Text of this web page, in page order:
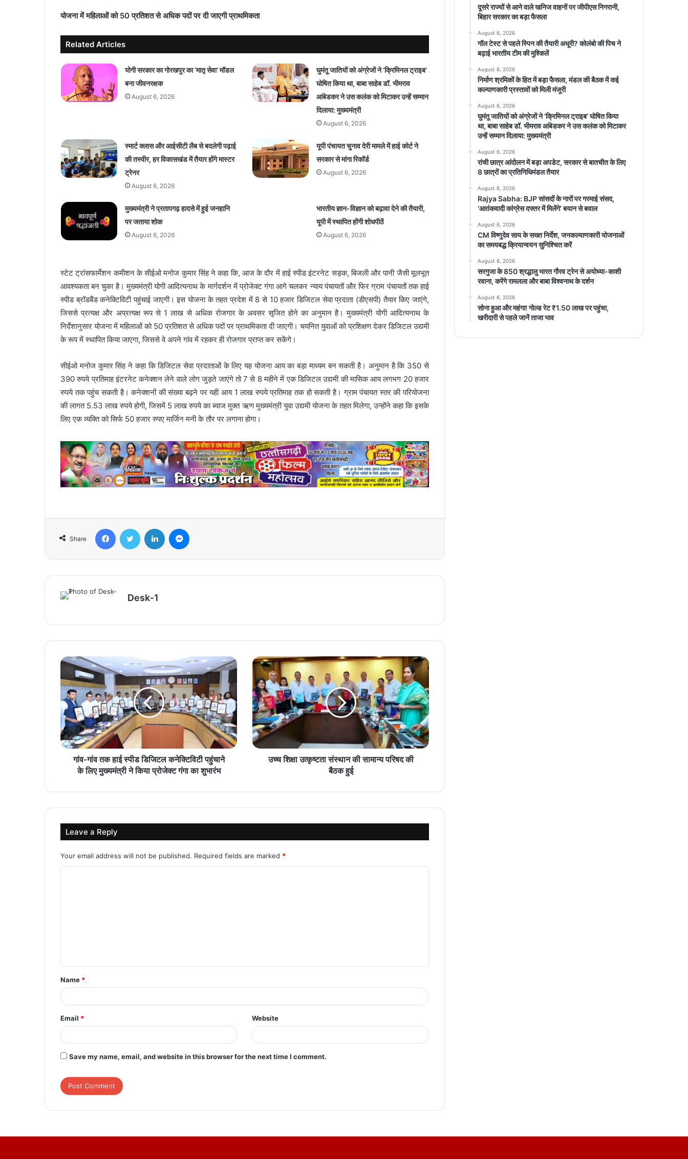
योजना में महिलाओं को 50 प्रतिशत से अधिक पदों पर दी जाएगी प्राथमिकता
Related Articles
योगी सरकार का गोरखपुर का ‘मातृ सेवा’ मॉडल
बना जीवनरक्षक
August 6, 2026
घुमंतू जातियों को अंग्रेजों ने ‘क्रिमिनल ट्राइब’
घोषित किया था, बाबा साहेब डॉ. भीमराव
आंबेडकर ने उस कलंक को मिटाकर उन्हें सम्मान
दिलाया: मुख्यमंत्री
August 6, 2026
स्मार्ट क्लास और आईसीटी लैब से बदलेगी पढ़ाई
की तस्वीर, हर विकासखंड में तैयार होंगे मास्टर
ट्रेनर
August 6, 2026
यूपी पंचायत चुनाव देरी मामले में हाई कोर्ट ने
सरकार से मांगा रिकॉर्ड
August 6, 2026
मुख्यमंत्री ने प्रतापगढ़ हादसे में हुई जनहानि
पर जताया शोक
August 6, 2026
भारतीय ज्ञान-विज्ञान को बढ़ावा देने की तैयारी,
यूपी में स्थापित होंगी शोधपीठें
August 6, 2026
स्टेट ट्रांसफार्मेशन कमीशन के सीईओ मनोज कुमार सिंह ने कहा कि, आज के दौर में हाई स्पीड इंटरनेट सड़क, बिजली और पानी जैसी मूलभूत
आवश्यकता बन चुका है। मुख्यमंत्री योगी आदित्यनाथ के मार्गदर्शन में प्रोजेक्ट गंगा आगे चलकर न्याय पंचायतों और फिर ग्राम पंचायतों तक हाई
स्पीड ब्रॉडबैंड कनेक्टिविटी पहुंचाई जाएगी। इस योजना के तहत प्रदेश में 8 से 10 हजार डिजिटल सेवा प्रदाता (डीएसपी) तैयार किए जाएंगे,
जिससे प्रत्यक्ष और अप्रत्यक्ष रूप से 1 लाख से अधिक रोजगार के अवसर सृजित होने का अनुमान है। मुख्यमंत्री योगी आदित्यनाथ के
निर्देशानुसार योजना में महिलाओं को 50 प्रतिशत से अधिक पदों पर प्राथमिकता दी जाएगी। चयनित युवाओं को प्रशिक्षण देकर डिजिटल उद्यमी
के रूप में स्थापित किया जाएगा, जिससे वे अपने गांव में रहकर ही रोजगार प्राप्त कर सकेंगे।
सीईओ मनोज कुमार सिंह ने कहा कि डिजिटल सेवा प्रदाताओं के लिए यह योजना आय का बड़ा माध्यम बन सकती है। अनुमान है कि 350 से
390 रुपये प्रतिमाह इंटरनेट कनेक्शन लेने वाले लोग जुड़ते जाएंगे तो 7 से 8 महीने में एक डिजिटल उद्यमी की मासिक आय लगभग 20 हजार
रुपये तक पहुंच सकती है। कनेक्शनों की संख्या बढ़ने पर यही आय 1 लाख रुपये प्रतिमाह तक हो सकती है। ग्राम पंचायत स्तर की परियोजना
की लागत 5.53 लाख रुपये होगी, जिसमें 5 लाख रुपये का ब्याज मुक्त ऋण मुख्यमंत्री युवा उद्यमी योजना के तहत मिलेगा, उन्होंने कहा कि इसके
लिए एक व्यक्ति को सिर्फ 50 हजार रुपए मार्जिन मनी के तौर पर लगाना होगा।
Share
Desk-1
गांव-गांव तक हाई स्पीड डिजिटल कनेक्टिविटी पहुंचाने
के लिए मुख्यमंत्री ने किया प्रोजेक्ट गंगा का शुभारंभ
उच्च शिक्षा उत्कृष्टता संस्थान की सामान्य परिषद की
बैठक हुई
Leave a Reply
Your email address will not be published. Required fields are marked *
t
*
Name *
Email * Website
Save my name, email, and website in this browser for the next time I comment.
दूसरे राज्यों से आने वाले खनिज वाहनों पर जीपीएस निगरानी,
बिहार सरकार का बड़ा फैसला
August 6, 2026
गॉल टेस्ट से पहले स्पिन की तैयारी अधूरी? कोलंबो की पिच ने
बढ़ाई भारतीय टीम की मुश्किलें
August 6, 2026
निर्माण श्रमिकों के हित में बड़ा फैसला, मंडल की बैठक में कई
कल्याणकारी प्रस्तावों को मिली मंजूरी
August 6, 2026
घुमंतू जातियों को अंग्रेजों ने ‘क्रिमिनल ट्राइब’ घोषित किया
था, बाबा साहेब डॉ. भीमराव आंबेडकर ने उस कलंक को मिटाकर
उन्हें सम्मान दिलाया: मुख्यमंत्री
August 6, 2026
रांची छात्र आंदोलन में बड़ा अपडेट, सरकार से बातचीत के लिए
8 छात्रों का प्रतिनिधिमंडल तैयार
August 6, 2026
Rajya Sabha: BJP सांसदों के नारों पर गरमाई संसद,
‘आतंकवादी कांग्रेस दफ्तर में मिलेंगे’ बयान से बवाल
August 6, 2026
CM विष्णुदेव साय के सख्त निर्देश, जनकल्याणकारी योजनाओं
का समयबद्ध क्रियान्वयन सुनिश्चित करें
August 6, 2026
सरगुजा के 850 श्रद्धालु भारत गौरव ट्रेन से अयोध्या-काशी
रवाना, करेंगे रामलला और बाबा विश्वनाथ के दर्शन
August 6, 2026
सोना हुआ और महंगा! गोल्ड रेट ₹1.50 लाख पर पहुंचा,
खरीदारी से पहले जानें ताजा भाव